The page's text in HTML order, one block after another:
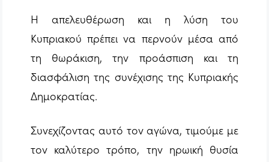
Η απελευθέρωση και η λύση του
Κυπριακού πρέπει να περνούν μέσα από
τη θωράκιση, την προάσπιση και τη
διασφάλιση της συνέχισης της Κυπριακής
Δημοκρατίας.
Συνεχίζοντας αυτό τον αγώνα, τιμούμε με
τον καλύτερο τρόπο, την ηρωική θυσία